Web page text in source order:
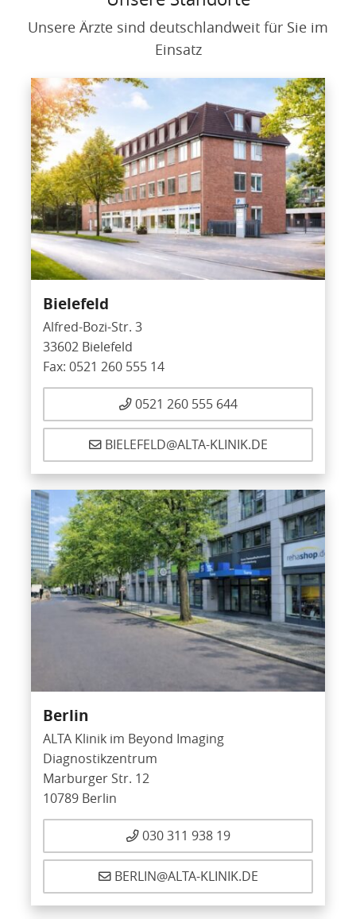
Unsere Ärzte sind deutschlandweit für Sie im
Einsatz
Bielefeld
Alfred-Bozi-Str. 3
33602 Bielefeld
Fax: 0521 260 555 14
0521 260 555 644
BIELEFELD@ALTA-KLINIK.DE
Berlin
ALTA Klinik im Beyond Imaging
Diagnostikzentrum
Marburger Str. 12
10789 Berlin
030 311 938 19
BERLIN@ALTA-KLINIK.DE